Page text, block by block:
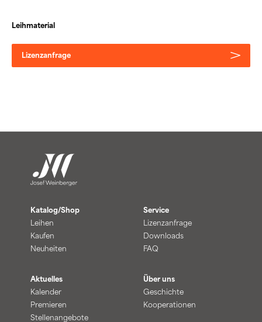
Leihmaterial
Lizenzanfrage
Katalog/Shop
Leihen
Kaufen
Neuheiten
Service
Lizenzanfrage
Downloads
FAQ
Aktuelles
Kalender
Premieren
Stellenangebote
Über uns
Geschichte
Kooperationen